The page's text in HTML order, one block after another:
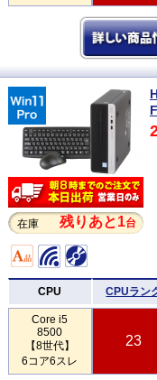
在庫 残りあと1台
CPU CPUラン
Core i5
8500
【8世代】
6コア6スレ
23